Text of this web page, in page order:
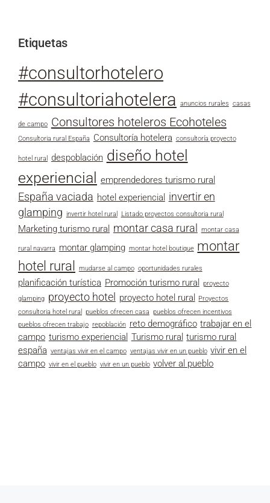
Etiquetas
#consultorhotelero
#consultoriahotelera
anuncios rurales casas
de campo Consultores hoteleros Ecohoteles
Consultoria rural España Consultoría hotelera consultoría proyecto
hotel rural despoblación diseño hotel
experiencial
emprendedores turismo rural
España vaciada hotel experiencial
invertir en
glamping
invertir hotel rural Listado proyectos consultoria rural
Marketing turismo rural montar casa rural montar casa
rural navarra montar glamping montar hotel boutique montar
hotel rural mudarse al campo oportunidades rurales
planificación turística Promoción turismo rural
proyecto
glamping proyecto hotel proyecto hotel rural
Proyectos
consultoria hotel rural
pueblos ofrecen casa pueblos ofrecen incentivos
pueblos ofrecen trabajo repoblación reto demográfico trabajar en el
campo turismo experiencial Turismo rural turismo rural
españa ventajas vivir en el campo ventajas vivir en un pueblo vivir en el
campo vivir en el pueblo vivir en un pueblo volver al pueblo